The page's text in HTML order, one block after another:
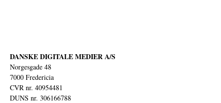
DANSKE DIGITALE MEDIER A/S
Norgesgade 48
7000 Fredericia
CVR nr. 40954481
DUNS nr. 306166788